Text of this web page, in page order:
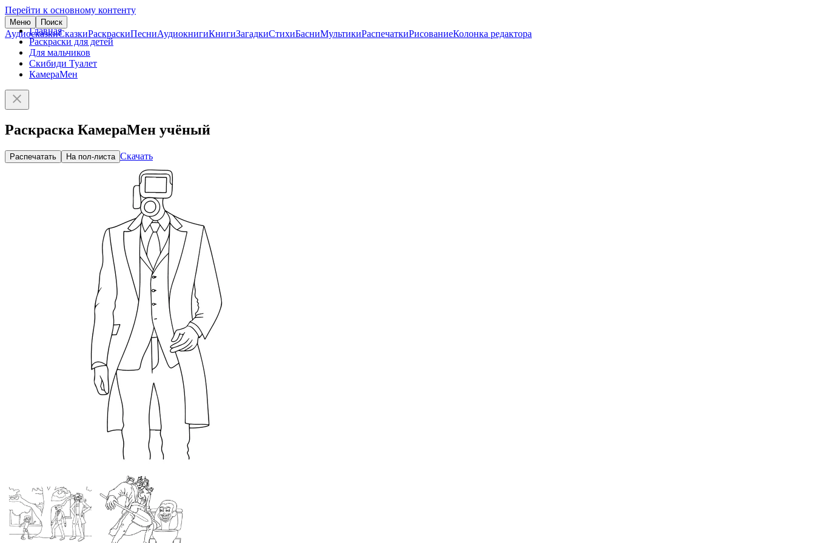
Перейти к основному контенту
Меню Поиск
АудиосказкиСказкиРаскраскиПесниАудиокнигиКнигиЗагадкиСтихиБасниМультикиРаспечаткиРисованиеКолонка редактора
Главная
Раскраски для детей
Для мальчиков
Скибиди Туалет
КамераМен
Раскраска КамераМен учёный
Распечатать На пол-листа Скачать